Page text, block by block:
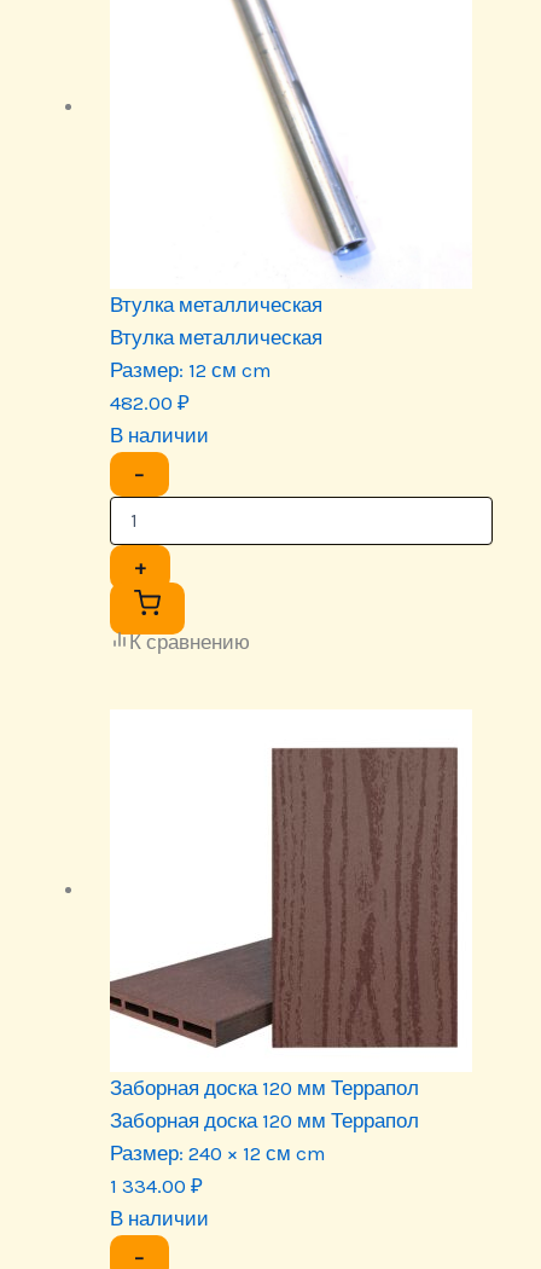
Втулка металлическая
Втулка металлическая
Размер: 12 см cm
482.00 ₽
В наличии
−
+
К сравнению
Заборная доска 120 мм Террапол
Заборная доска 120 мм Террапол
Размер: 240 × 12 см cm
1 334.00 ₽
В наличии
−